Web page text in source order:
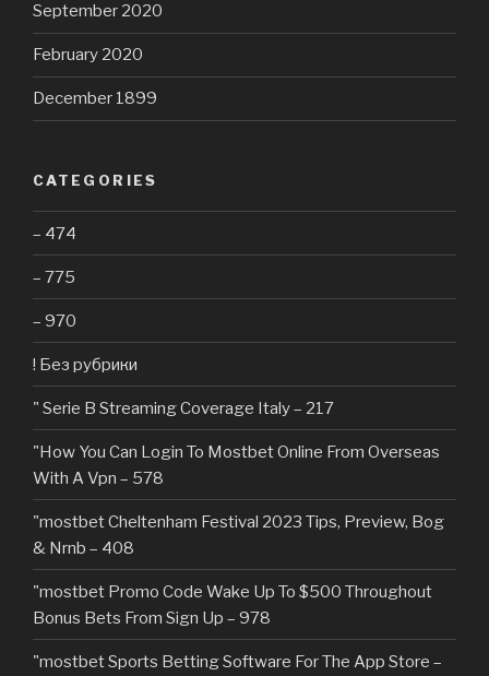
September 2020
February 2020
December 1899
CATEGORIES
– 474
– 775
– 970
! Без рубрики
"️ Serie B Streaming Coverage Italy – 217
"How You Can Login To Mostbet Online From Overseas
With A Vpn – 578
"mostbet Cheltenham Festival 2023 Tips, Preview, Bog
& Nrnb – 408
"mostbet Promo Code Wake Up To $500 Throughout
Bonus Bets From Sign Up – 978
"‎mostbet Sports Betting Software For The App Store –